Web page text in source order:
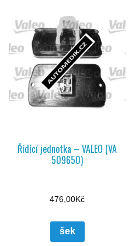
Řídící jednotka – VALEO (VA
509650)
476,00Kč
šek